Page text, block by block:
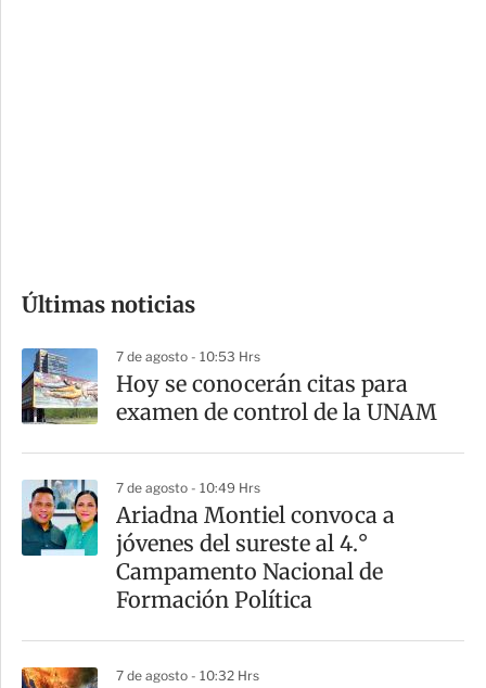
m
a
r
t
r
Últimas noticias
7 de agosto - 10:53 Hrs
Hoy se conocerán citas para
examen de control de la UNAM
7 de agosto - 10:49 Hrs
Ariadna Montiel convoca a
jóvenes del sureste al 4.°
Campamento Nacional de
Formación Política
7 de agosto - 10:32 Hrs